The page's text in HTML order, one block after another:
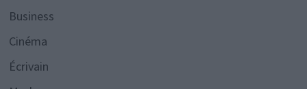
Business
Cinéma
Écrivain